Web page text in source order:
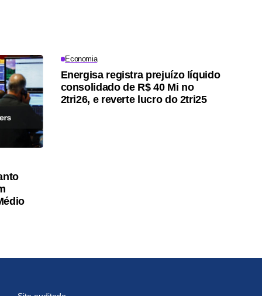
Economia
Energisa registra prejuízo líquido
consolidado de R$ 40 Mi no
2tri26, e reverte lucro do 2tri25